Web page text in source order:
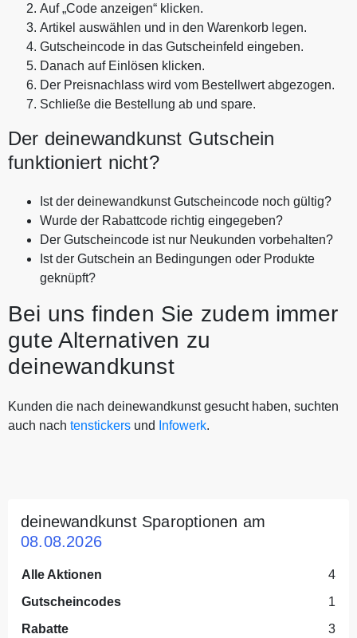
Auf „Code anzeigen“ klicken.
Artikel auswählen und in den Warenkorb legen.
Gutscheincode in das Gutscheinfeld eingeben.
Danach auf Einlösen klicken.
Der Preisnachlass wird vom Bestellwert abgezogen.
Schließe die Bestellung ab und spare.
Der deinewandkunst Gutschein
funktioniert nicht?
Ist der deinewandkunst Gutscheincode noch gültig?
Wurde der Rabattcode richtig eingegeben?
Der Gutscheincode ist nur Neukunden vorbehalten?
Ist der Gutschein an Bedingungen oder Produkte
geknüpft?
Bei uns finden Sie zudem immer
gute Alternativen zu
deinewandkunst
Kunden die nach deinewandkunst gesucht haben, suchten
auch nach tenstickers und Infowerk.
deinewandkunst Sparoptionen am
08.08.2026
Alle Aktionen
4
Gutscheincodes
1
Rabatte
3